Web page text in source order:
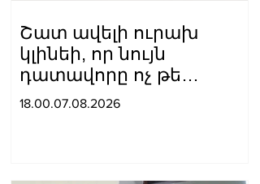
Շատ ավելի ուրախ
կլինեի, որ նույն
դատավորը ոչ թե
բացարկ հայտներ, այլ
18.00.07.08.2026